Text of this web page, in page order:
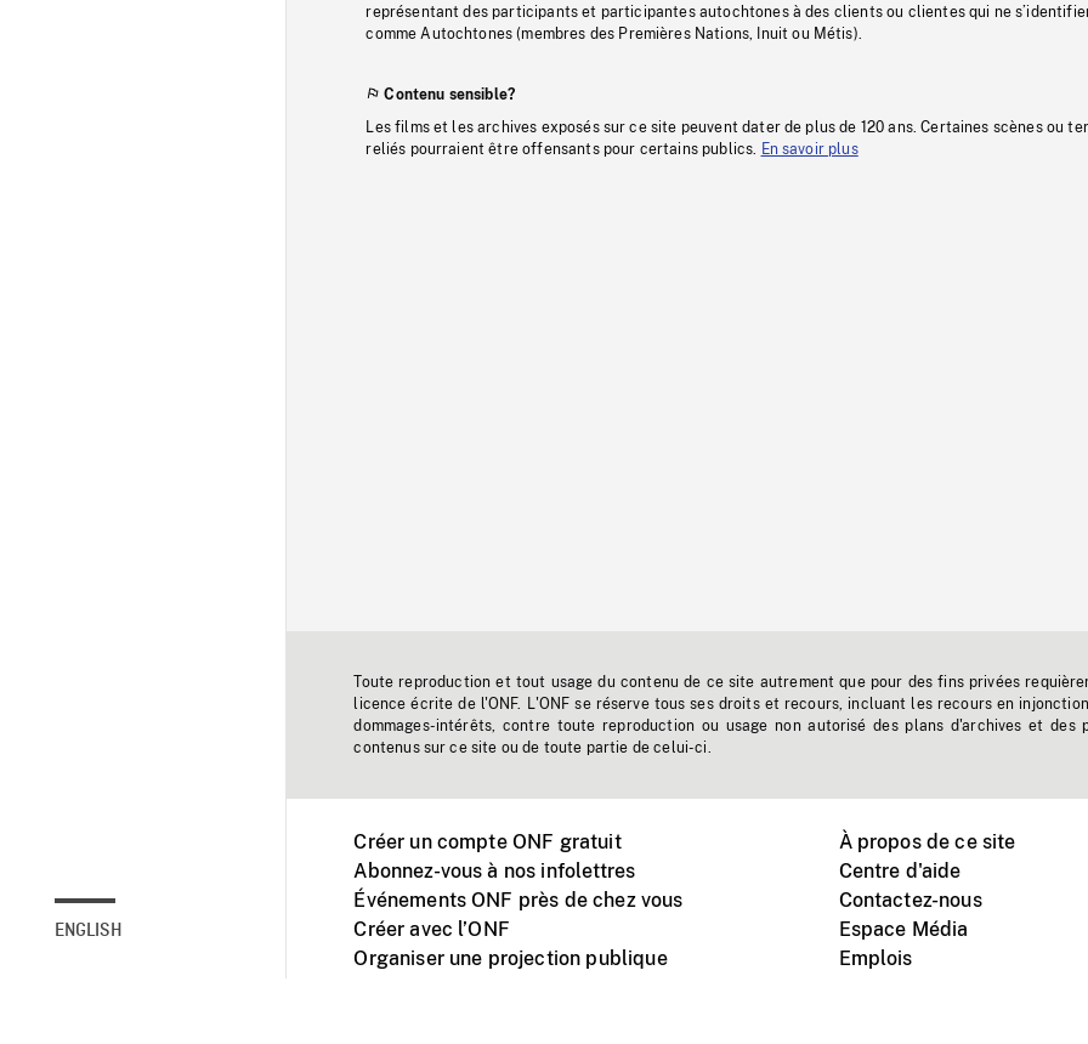
ENGLISH
représentant des participants et participantes autochtones à des clients ou clientes qui ne
comme Autochtones (membres des Premières Nations, Inuit ou Métis).
Contenu sensible?
Les films et les archives exposés sur ce site peuvent dater de plus de 120 ans. Certaines scènes ou
reliés pourraient être offensants pour certains publics. En savoir plus
Toute reproduction et tout usage du contenu de ce site autrement que pour des fins privées
licence écrite de l'ONF. L'ONF se réserve tous ses droits et recours, incluant les recours en
dommages-intérêts, contre toute reproduction ou usage non autorisé des plans d'archives et des
contenus sur ce site ou de toute partie de celui-ci.
Créer un compte ONF gratuit
Abonnez-vous à nos infolettres
Événements ONF près de chez vous
Créer avec l’ONF
Organiser une projection publique
À propos de ce site
Centre d'aide
Contactez-nous
Espace Média
Emplois